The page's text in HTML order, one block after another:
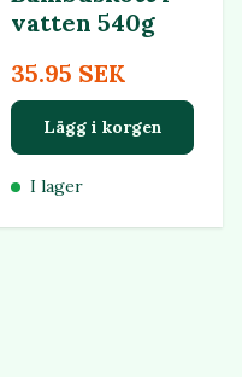
vatten 540g
35.95 SEK
Lägg i korgen
I lager